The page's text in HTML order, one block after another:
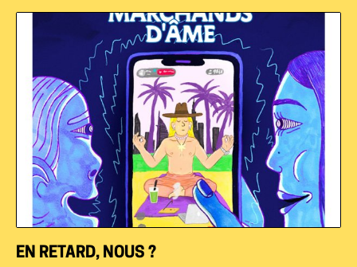
EN RETARD, NOUS ?